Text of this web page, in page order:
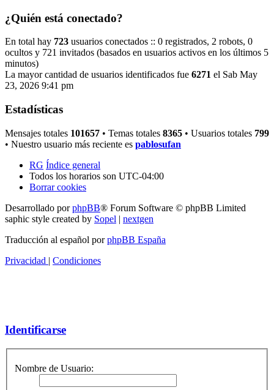
¿Quién está conectado?
En total hay 723 usuarios conectados :: 0 registrados, 2 robots, 0
ocultos y 721 invitados (basados en usuarios activos en los últimos 5
minutos)
La mayor cantidad de usuarios identificados fue 6271 el Sab May
23, 2026 9:41 pm
Estadísticas
Mensajes totales 101657 • Temas totales 8365 • Usuarios totales 799
• Nuestro usuario más reciente es pablosufan
RG Índice general
Todos los horarios son UTC-04:00
Borrar cookies
Desarrollado porphpBB® Forum Software © phpBB Limited
saphic style created by Sopel | nextgen
Traducción al español porphpBB España
Privacidad | Condiciones
Identificarse
Nombre de Usuario: